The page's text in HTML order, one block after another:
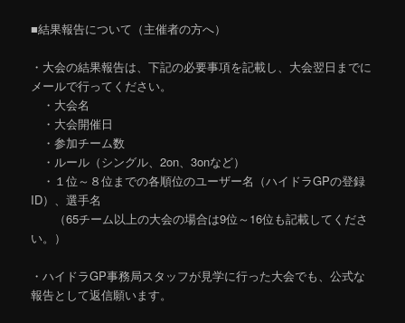
■結果報告について（主催者の方へ）
・大会の結果報告は、下記の必要事項を記載し、大会翌日までに
メールで行ってください。
・大会名
・大会開催日
・参加チーム数
・ルール（シングル、2on、3onなど）
・１位～８位までの各順位のユーザー名（ハイドラGPの登録
ID）、選手名
（65チーム以上の大会の場合は9位～16位も記載してくださ
い。）
・ハイドラGP事務局スタッフが見学に行った大会でも、公式な
報告として返信願います。